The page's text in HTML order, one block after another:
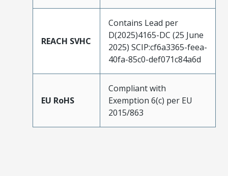
REACH SVHC
Contains Lead per
D(2025)4165-DC (25 June
2025) SCIP:cf6a3365-feea-
40fa-85c0-def071c84a6d
EU RoHS
Compliant with
Exemption 6(c) per EU
2015/863